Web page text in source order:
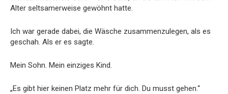
Alter seltsamerweise gewöhnt hatte.
Ich war gerade dabei, die Wäsche zusammenzulegen, als es
geschah. Als er es sagte.
Mein Sohn. Mein einziges Kind.
„Es gibt hier keinen Platz mehr für dich. Du musst gehen.“